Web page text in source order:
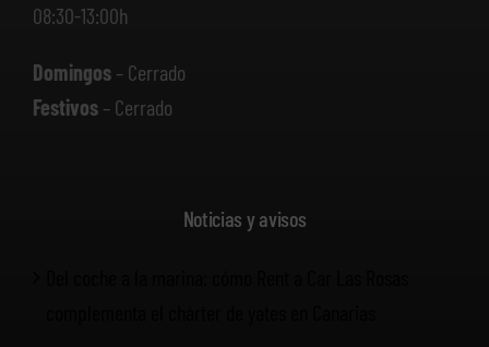
08:30-13:00h
Domingos– Cerrado
Festivos– Cerrado
Noticias y avisos